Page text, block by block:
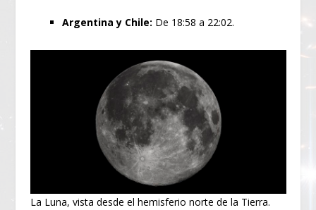
Argentina y Chile: De 18:58 a 22:02.
La Luna, vista desde el hemisferio norte de la Tierra.